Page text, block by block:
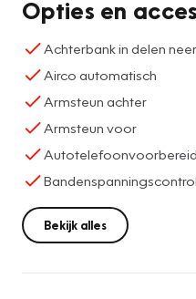
Opties en
Achterbank in delen
Airco automatisch
Armsteun achter
Armsteun voor
Bekijk alles